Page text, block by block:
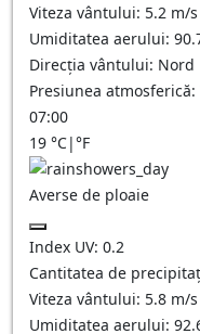
Viteza vântului: 5.2 m/s
Umiditatea aerului:
Direcția vântului: Nord
Presiunea atmosferică:
07:00
19 °C|°F
Averse de ploaie
Index UV: 0.2
Cantitatea de
Viteza vântului: 5.8 m/s
Umiditatea aerului: